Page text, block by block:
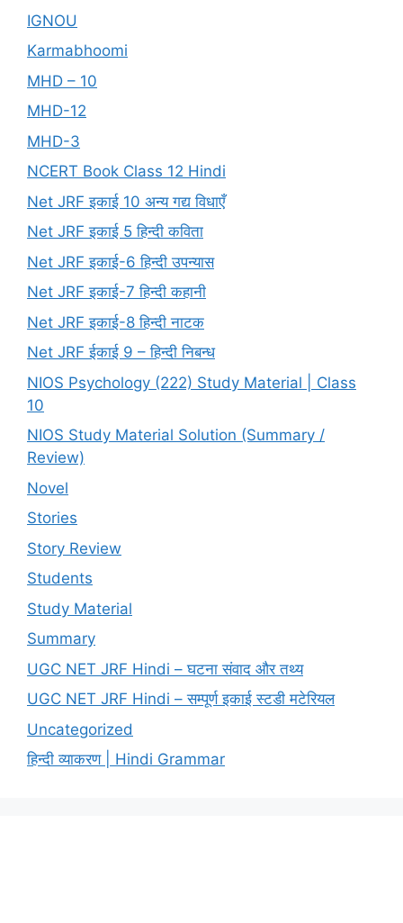
IGNOU
Karmabhoomi
MHD – 10
MHD-12
MHD-3
NCERT Book Class 12 Hindi
Net JRF इकाई 10 अन्य गद्य विधाएँ
Net JRF इकाई 5 हिन्दी कविता
Net JRF इकाई-6 हिन्दी उपन्यास
Net JRF इकाई-7 हिन्दी कहानी
Net JRF इकाई-8 हिन्दी नाटक
Net JRF ईकाई 9 – हिन्दी निबन्ध
NIOS Psychology (222) Study Material | Class
10
NIOS Study Material Solution (Summary /
Review)
Novel
Stories
Story Review
Students
Study Material
Summary
UGC NET JRF Hindi – घटना संवाद और तथ्य
UGC NET JRF Hindi – सम्पूर्ण इकाई स्टडी मटेरियल
Uncategorized
हिन्दी व्याकरण | Hindi Grammar